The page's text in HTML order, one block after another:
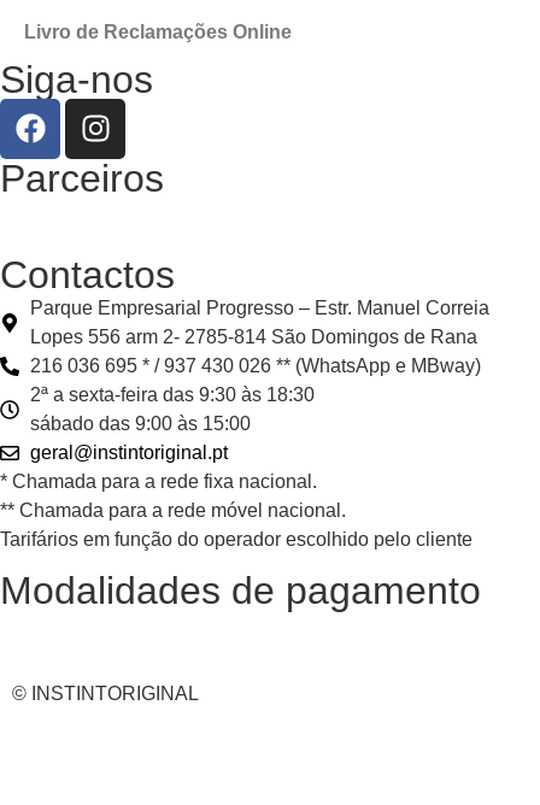
Livro de Reclamações Online
Siga-nos
Parceiros
Contactos
Parque Empresarial Progresso – Estr. Manuel Correia
Lopes 556 arm 2- 2785-814 São Domingos de Rana
216 036 695 * / 937 430 026 ** (WhatsApp e MBway)
2ª a sexta-feira das 9:30 às 18:30
sábado das 9:00 às 15:00
geral@instintoriginal.pt
* Chamada para a rede fixa nacional.
** Chamada para a rede móvel nacional.
Tarifários em função do operador escolhido pelo cliente
Modalidades de pagamento
© INSTINTORIGINAL